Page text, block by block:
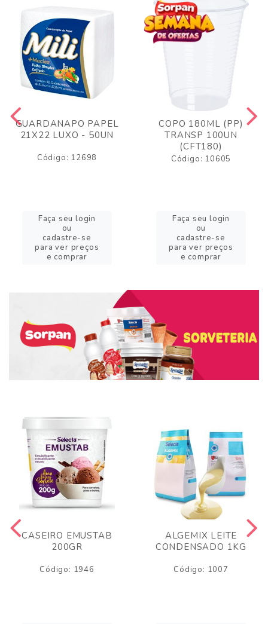
GUARDANAPO PAPEL
21X22 LUXO - 50UN
Código: 12698
Faça seu login
ou
cadastre-se
para ver preços
e comprar
COPO 180ML (PP)
TRANSP 100UN
(CFT180)
Código: 10605
Faça seu login
ou
cadastre-se
para ver preços
e comprar
CASEIRO EMUSTAB
200GR
Código: 1946
ALGEMIX LEITE
CONDENSADO 1KG
Código: 1007